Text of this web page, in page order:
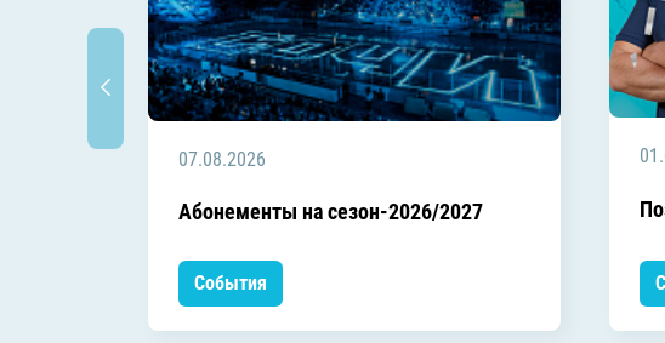
07.08.2026
Абонементы на сезон-2026/2027
События